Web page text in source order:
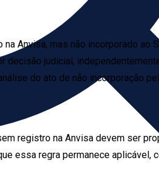
Anvisa, mas não incorporado ao
decisão judicial,
do ato de não incorporação
registro na Anvisa devem ser
essa regra permanece aplicável,